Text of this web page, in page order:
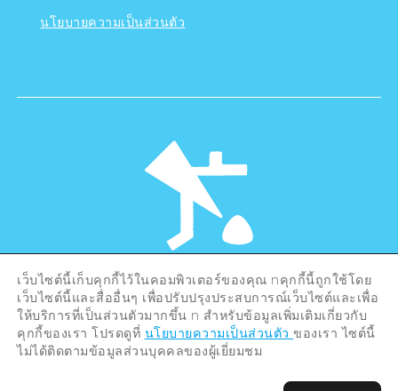
นโยบายความเป็นส่วนตัว
©Hiroshima Tourism Association /
Hiroshima Prefecture / Hiroshima City .
All rights reserved
เว็บไซต์นี้เก็บคุกกี้ไว้ในคอมพิวเตอร์ของคุณ nคุกกี้นี้ถูกใช้โดย
เว็บไซต์นี้และสื่ออื่นๆ เพื่อปรับปรุงประสบการณ์เว็บไซต์และเพื่อ
ให้บริการที่เป็นส่วนตัวมากขึ้น n สำหรับข้อมูลเพิ่มเติมเกี่ยวกับ
คุกกี้ของเรา โปรดดูที่ นโยบายความเป็นส่วนตัวของเรา ไซต์นี้
ไม่ได้ติดตามข้อมูลส่วนบุคคลของผู้เยี่ยมชม